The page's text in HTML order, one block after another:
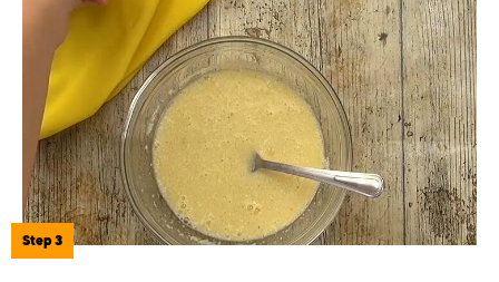
Step 3